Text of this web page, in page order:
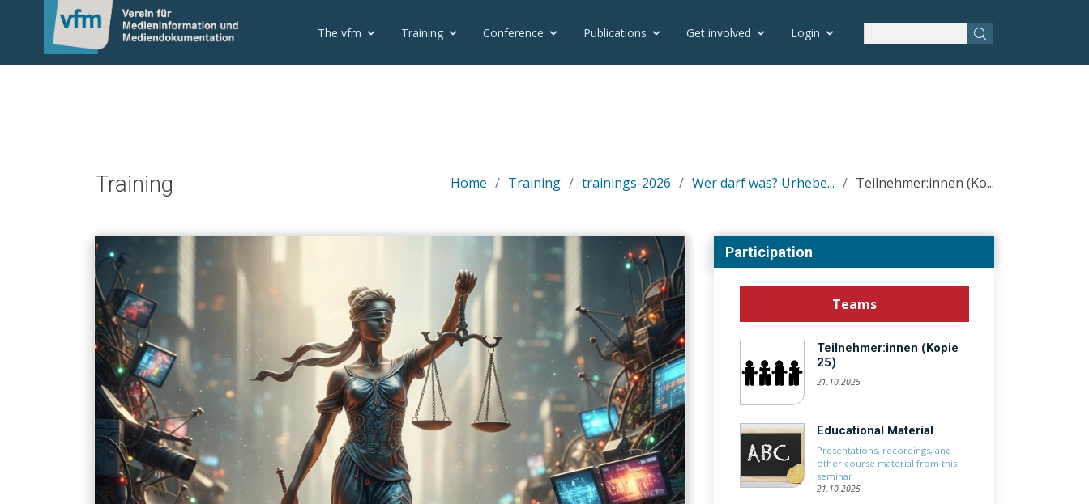
Notice: Undefined variable: otlet_segment_list in
/mnt/web214/a0/21/546221/htdocs/cms/processwire/site/templates/otlet_templatesets/moderna/vfm_teilnehmerliste_fortbildung.php on line 83
The vfm Training Conference Publications Get involved Login
Training Home Training trainings-2026 Wer darf was? Urhebe... Teilnehmer:innen (Ko...
Participation
Teams
Teilnehmer:innen (Kopie
25)
21.10.2025
Educational Material
Presentations, recordings, and
other course material from this
seminar
21.10.2025